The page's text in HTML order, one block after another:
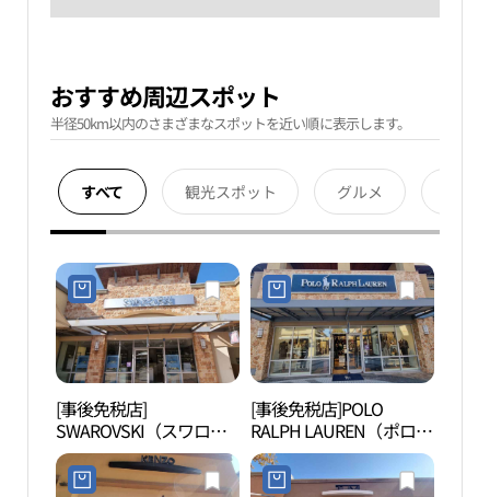
おすすめ周辺スポット
半径50km以内のさまざまなスポットを近い順に表示します。
すべて 観光スポット グルメ
[事後免税店]
SWAROVSKI（スワロフ
スキー）・新世界サイモ
ンプレミアムアウトレッ
[事後免税店]POLO
RALPH LAUREN（ポロラ
ルフローレン）・新世界
サイモンプレミアムアウ